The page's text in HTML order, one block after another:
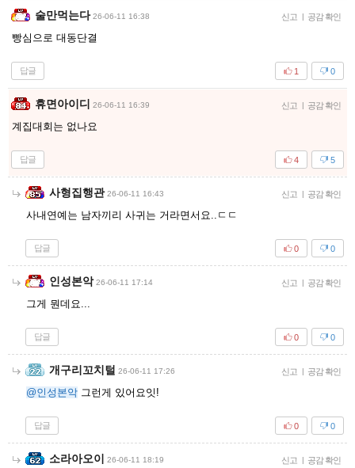
술만먹는다 26-06-11 16:38 신고 | 공감 확인
빵심으로 대동단결
답글 0
1
휴면아이디 26-06-11 16:39 신고 | 공감 확인
계집대회는 없나요
답글 5
4
사형집행관 26-06-11 16:43 신고 | 공감 확인
사내연예는 남자끼리 사귀는 거라면서요..ㄷㄷ
답글 0
0
인성본악 26-06-11 17:14 신고 | 공감 확인
그게 뭔데요...
답글 0
0
개구리꼬치털 26-06-11 17:26 신고 | 공감 확인
@인성본악 그런게 있어요잇!
답글 0
0
소라아오이 26-06-11 18:19 신고 | 공감 확인